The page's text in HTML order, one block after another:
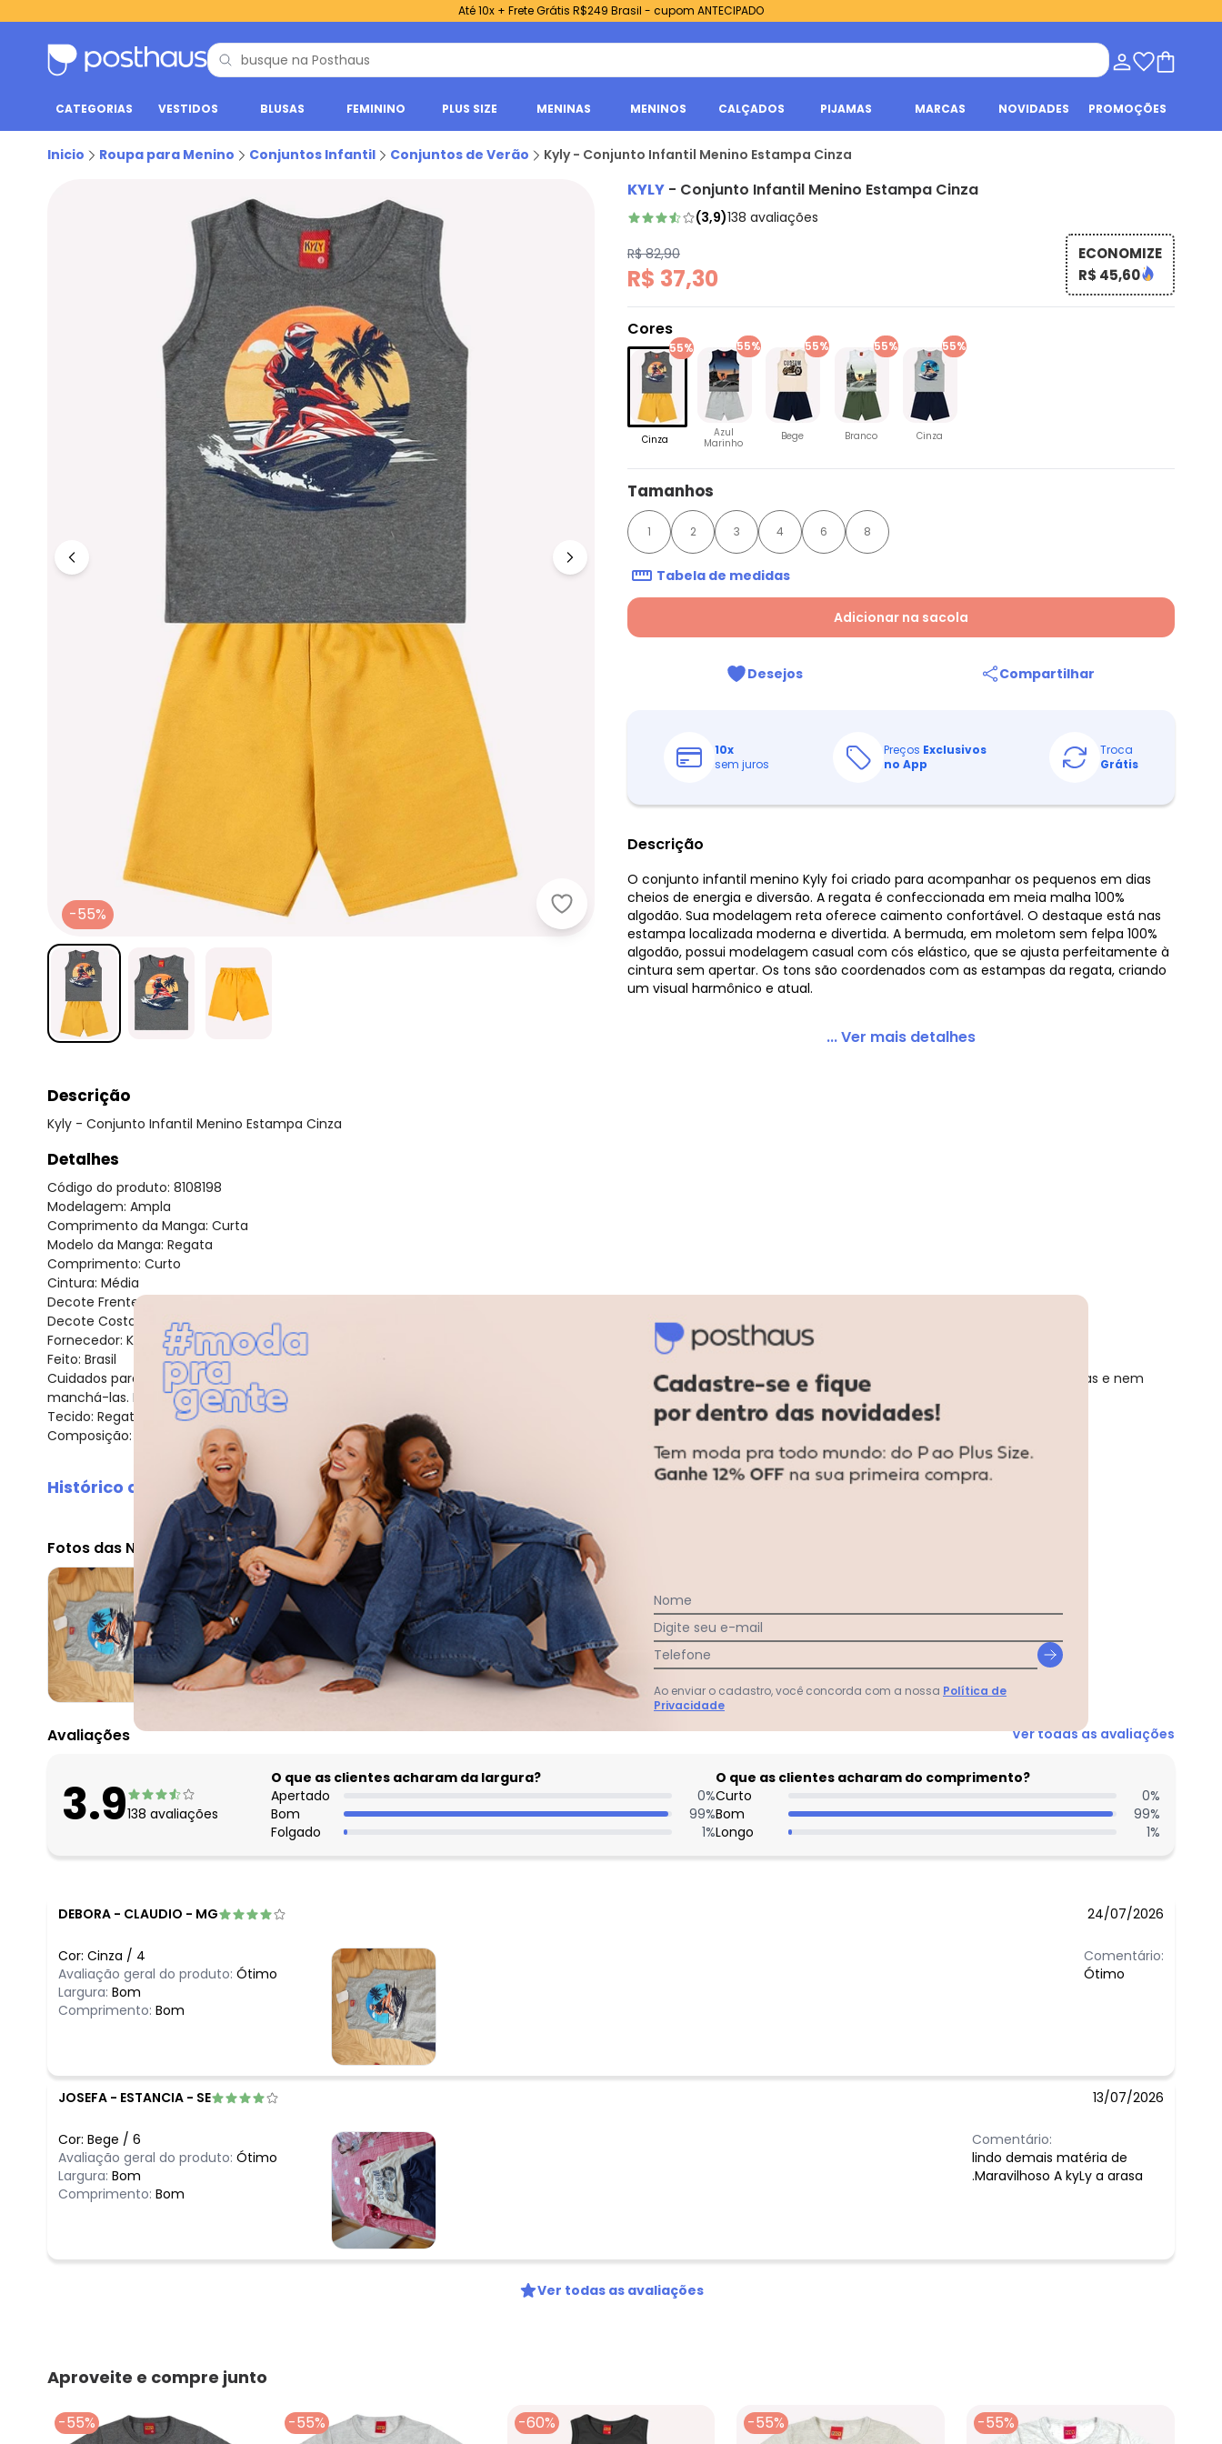
Até 10x + Frete Grátis R$249 Brasil - cupom ANTECIPADO
CATEGORIAS VESTIDOS BLUSAS FEMININO PLUS SIZE MENINAS MENINOS CALÇADOS PIJAMAS MARCAS NOVIDADES PROMOÇÕES
Inicio Roupa para Menino Conjuntos Infantil Conjuntos de Verão Kyly - Conjunto Infantil Menino Estampa Cinza
Kyly - Conjunto Infantil Menino Estampa Cinza
-55%
KYLY - Conjunto Infantil Menino Estampa Cinza
(3,9)138 avaliações
R$ 82,90
R$ 37,30
ECONOMIZE
R$ 45,60
Cores
55%
Cinza
55%
Azul
Marinho
55%
Bege
55%
Branco
55%
Cinza
Tamanhos
1 2 3 4 6 8
Tabela de medidas
Adicionar na sacola
Desejos Compartilhar
10x
sem juros
Preços Exclusivos
no App
Troca
Grátis
Descrição
O conjunto infantil menino Kyly foi criado para acompanhar os pequenos em dias
cheios de energia e diversão. A regata é confeccionada em meia malha 100%
algodão. Sua modelagem reta oferece caimento confortável. O destaque está nas
estampa localizada moderna e divertida. A bermuda, em moletom sem felpa 100%
algodão, possui modelagem casual com cós elástico, que se ajusta perfeitamente à
cintura sem apertar. Os tons são coordenados com as estampas da regata, criando
um visual harmônico e atual.
... Ver mais detalhes
Descrição
Kyly - Conjunto Infantil Menino Estampa Cinza
Detalhes
Código do produto: 8108198
Modelagem: Ampla
Comprimento da Manga: Curta
Modelo da Manga: Regata
Comprimento: Curto
Cintura: Média
Decote Frente : Redondo
Decote Costas: Redondo
Fornecedor: KYLY INDUSTRIA TEXTIL LTDA / CNPJ 78.855.830/0001-98
Feito: Brasil
Cuidados para conservação do produto: Para melhor conservação do produto, lavar à mão com sabão neutro. Evite deixar as peças de molho para não desbotá-las e nem
manchá-las. Passar até 110º.
Tecido: Regata em meia malha. Ber
Composição: 100%ALGODAO
Histórico de preços
O preço apresentado abaixo é o menor oferecido em algum dia do mês, para o menor tamanho disponível.
agosto/2026
julho/2026
junho/2026
maio/2026
abril/2026
março/2026
fevereiro/2026
Fotos das Nossas Clientes
Avaliações Ver todas as avaliações
3.9138 avaliações
O que as clientes acharam da largura?
Apertado
0%
Bom
99%
Folgado
1%
O que as clientes acharam do comprimento?
Curto
0%
Bom
99%
Longo
1%
DEBORA - CLAUDIO - MG 24/07/2026
Cor: Cinza / 4
Avaliação geral do produto: Ótimo
Largura: Bom
Comprimento: Bom
Comentário:
Ótimo
JOSEFA - ESTANCIA - SE 13/07/2026
Cor: Bege / 6
Avaliação geral do produto: Ótimo
Largura: Bom
Comprimento: Bom
Comentário:
lindo demais matéria de
.Maravilhoso A kyLy a arasa
Ver todas as avaliações
Aproveite e compre junto
-55% -55% -60% -55% -55%
Nome
Digite seu e-mail
Telefone
Ao enviar o cadastro, você concorda com a nossa Política de
Privacidade